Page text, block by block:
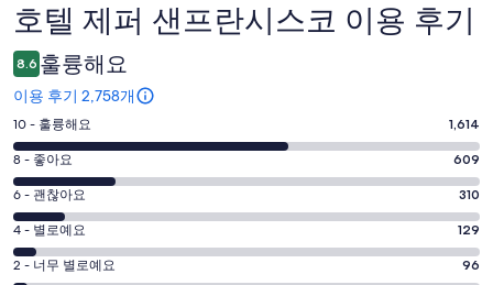
이
용
후
기
호텔 제퍼 샌프란시스코 이용 후기
8.6 훌륭해요
이용 후기 2,758개
평
점
10
-
훌
륭
해
10 - 훌륭해요 1,614
평
점
8
-
좋
아
8 - 좋아요 609
평
점
6
-
6 - 괜찮아요 310
평
점
4
4 - 별로예요 129
평
2 - 너무 별로예요 96